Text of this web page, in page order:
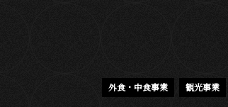
外食・中食事業 観光事業